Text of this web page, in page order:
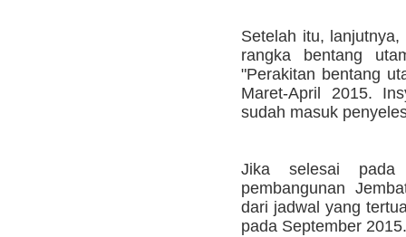
Setelah itu,
rangka bentang
"Perakitan bentang
Maret-April 2015.
sudah masuk
Jika selesai
pembangunan
dari jadwal yang
pada September 2015.